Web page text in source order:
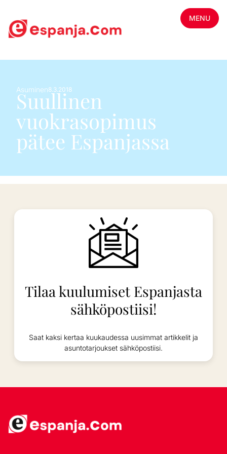
MENU
Asuminen8.3.2018
Suullinen
vuokrasopimus
pätee Espanjassa
Tilaa kuulumiset Espanjasta
sähköpostiisi!
Saat kaksi kertaa kuukaudessa uusimmat artikkelit ja
asuntotarjoukset sähköpostiisi.